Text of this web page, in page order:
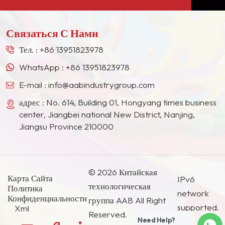
неметаллический
малое разбавление,
изоляция, высокая
устойчивость к
химической коррозии,
атмосферным
воздействиям, низкий
уровень масла Значение
термостабильность и
Уникальный игольчатый
химические свойства и
физическая структура
многих гигантов лакокрасочной промышленности
Востоке, в Юго-Восточной Азии, Японии, Южной
Корее и других странах и регионах.
Связаться С Нами
Тел. : +86 13951823978
WhatsApp : +86 13951823978
E-mail : info@aabindustrygroup.com
адрес : No. 614, Building 01, Hongyang times business
center, Jiangbei national New District, Nanjing,
Jiangsu Province 210000
Карта Сайта
Политика
Конфиденциальности
Xml
© 2026 Китайская
технологическая
группа AAB All Right
Reserved.
IPv6
network
supported.
Need Help?